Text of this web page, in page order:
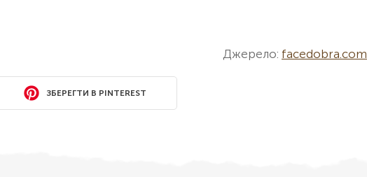
Джерело: facedobra.com
ЗБЕРЕГТИ В PINTEREST